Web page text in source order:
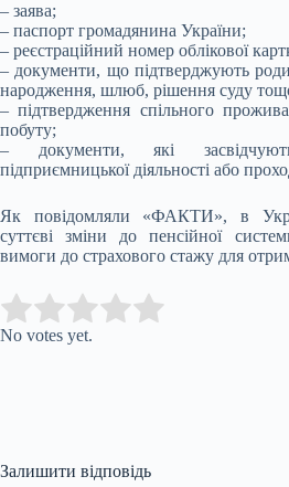
– заява;
– паспорт громадянина України;
– реєстраційний номер облікової
– документи, що підтверджують
народження, шлюб, рішення суду
– підтвердження спільного
побуту;
– документи, які
підприємницької діяльності або
Як повідомляли «ФАКТИ», в
суттєві зміни до пенсійної
вимоги до страхового стажу для
Rate this item:
No votes yet.
Залишити відповідь